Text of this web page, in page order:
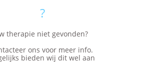
?
therapie niet gevonden?
ons voor meer info.
bieden wij dit wel aan